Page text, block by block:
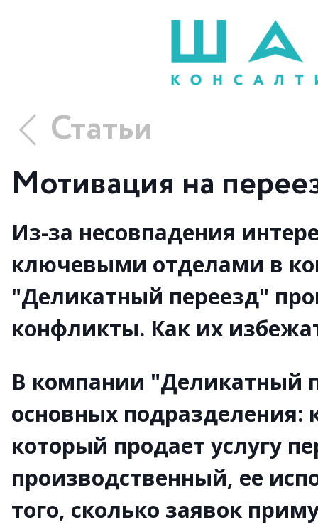
Статьи
Мотивация на
Из-за несовпадения
ключевыми отделами в
"Деликатный переезд"
конфликты. Как их
В компании "Деликатный
основных подразделения:
который продает услугу
производственный, ее
того, сколько заявок